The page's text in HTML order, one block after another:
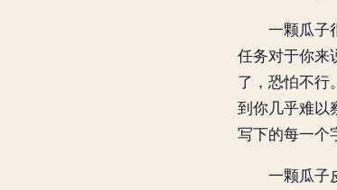
一颗瓜子很
任务对于你来
了，恐怕不行
到你几乎难以
写下的每一个
一颗瓜子皮